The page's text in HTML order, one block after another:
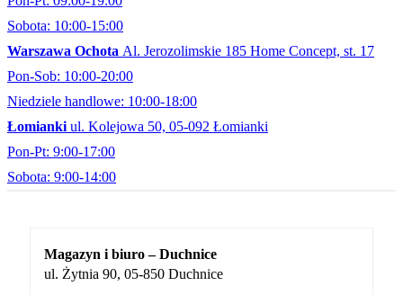
Sobota: 10:00-15:00
Warszawa Ochota Al. Jerozolimskie 185 Home Concept, st. 17
Pon-Sob: 10:00-20:00
Niedziele handlowe: 10:00-18:00
Łomianki ul. Kolejowa 50, 05-092 Łomianki
Pon-Pt: 9:00-17:00
Sobota: 9:00-14:00
Magazyn i biuro – Duchnice
ul. Żytnia 90, 05-850 Duchnice